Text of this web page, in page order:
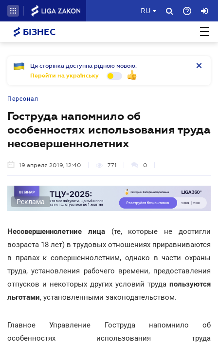
RU
БІЗНЕС
Ця сторінка доступна рідною мовою.
Перейти на українську
Персонал
Гоструда напомнило об
особенностях использования труда
несовершеннолетних
19 апреля 2019, 12:40 771 0
Реклама
Несовершеннолетние лица(те, которые не достигли
возраста 18 лет) в трудовых отношениях приравниваются
в правах к совершеннолетним, однако в части охраны
труда, установления рабочего времени, предоставления
отпусков и некоторых других условий труда пользуются
льготами, установленными законодательством.
Главное Управление Гоструда напомнило об
особенностях использования труда